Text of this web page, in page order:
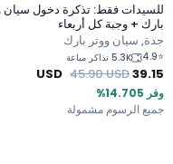
فقط: تذكرة دخول سيان واتر
كل أربعاء
سيان ووتر بارك
5.3K تذاكر مباعة
USD 45.90 USD
الرسوم مشمولة